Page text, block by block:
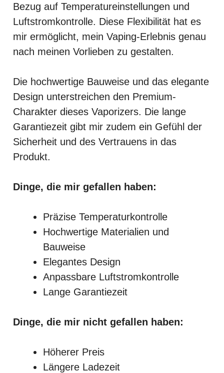
Bezug auf Temperatureinstellungen und
Luftstromkontrolle. Diese Flexibilität hat es
mir ermöglicht, mein Vaping-Erlebnis genau
nach meinen Vorlieben zu gestalten.
Die hochwertige Bauweise und das elegante
Design unterstreichen den Premium-
Charakter dieses Vaporizers. Die lange
Garantiezeit gibt mir zudem ein Gefühl der
Sicherheit und des Vertrauens in das
Produkt.
Dinge, die mir gefallen haben:
Präzise Temperaturkontrolle
Hochwertige Materialien und
Bauweise
Elegantes Design
Anpassbare Luftstromkontrolle
Lange Garantiezeit
Dinge, die mir nicht gefallen haben:
Höherer Preis
Längere Ladezeit